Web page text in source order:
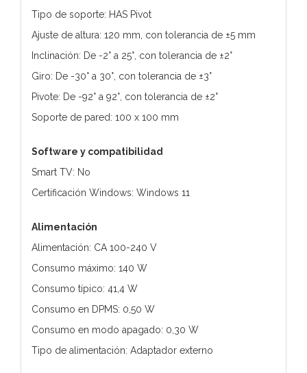
Tipo de soporte: HAS Pivot
Ajuste de altura: 120 mm, con tolerancia de ±5 mm
Inclinación: De -2° a 25°, con tolerancia de ±2°
Giro: De -30° a 30°, con tolerancia de ±3°
Pivote: De -92° a 92°, con tolerancia de ±2°
Soporte de pared: 100 x 100 mm
Software y compatibilidad
Smart TV: No
Certificación Windows: Windows 11
Alimentación
Alimentación: CA 100-240 V
Consumo máximo: 140 W
Consumo típico: 41,4 W
Consumo en DPMS: 0,50 W
Consumo en modo apagado: 0,30 W
Tipo de alimentación: Adaptador externo